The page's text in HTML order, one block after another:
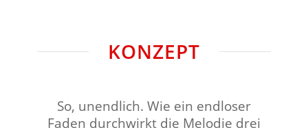
KONZEPT
So, unendlich. Wie ein endloser
Faden durchwirkt die Melodie drei